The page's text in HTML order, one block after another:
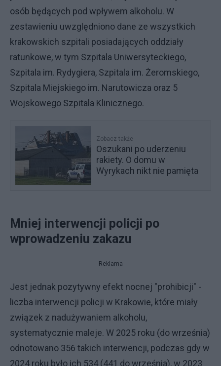
osób będących pod wpływem alkoholu. W
zestawieniu uwzględniono dane ze wszystkich
krakowskich szpitali posiadających oddziały
ratunkowe, w tym Szpitala Uniwersyteckiego,
Szpitala im. Rydygiera, Szpitala im. Żeromskiego,
Szpitala Miejskiego im. Narutowicza oraz 5
Wojskowego Szpitala Klinicznego.
Zobacz także
Oszukani po uderzeniu
rakiety. O domu w
Wyrykach nikt nie pamięta
Mniej interwencji policji po
wprowadzeniu zakazu
Reklama
Jest jednak pozytywny efekt nocnej "prohibicji" -
liczba interwencji policji w Krakowie, które miały
związek z nadużywaniem alkoholu,
systematycznie maleje. W 2025 roku (do września)
odnotowano 356 takich interwencji, podczas gdy w
2024 roku było ich 534 (441 do września), w 2023